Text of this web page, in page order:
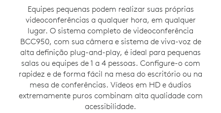
Equipes pequenas podem realizar suas próprias
videoconferências a qualquer hora, em qualquer
lugar. O sistema completo de videoconferência
BCC950, com sua câmera e sistema de viva-voz de
alta definição plug-and-play, é ideal para pequenas
salas ou equipes de 1 a 4 pessoas. Configure-o com
rapidez e de forma fácil na mesa do escritório ou na
mesa de conferências. Vídeos em HD e áudios
extremamente puros combinam alta qualidade com
acessibilidade.